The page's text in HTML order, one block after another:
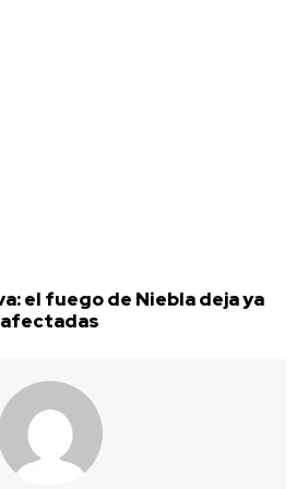
520.000 euros a
de asociaciones
Lgtbi
el fuego de Niebla deja ya